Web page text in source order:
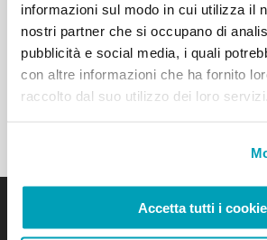
informazioni sul modo in cui utilizza il
nostri partner che si occupano di
pubblicità e social media, i quali
con altre informazioni che ha fornito
raccolto dal suo utilizzo dei loro servizi.
Accetta tutti i cookie